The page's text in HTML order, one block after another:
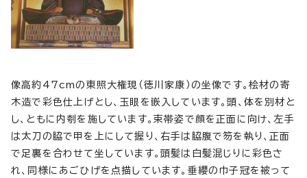
像高約47cmの東照大権現（徳川家康）の坐像です。桧材の寄
木造で彩色仕上げとし、玉眼を嵌入しています。頭、体を別材と
し、ともに内刳を施しています。束帯姿で顔を正面に向け、左手
は太刀の脇で甲を上にして握り、右手は脇腹で笏を執り、正面
で足裏を合わせて坐しています。頭髪は白髪混じりに彩色さ
れ、同様にあごひげを点描しています。垂纓の巾子冠を被って